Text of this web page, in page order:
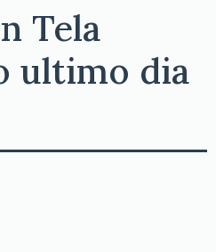
Tela
ultimo dia